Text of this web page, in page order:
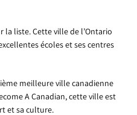
la liste. Cette ville de l’Ontario
écoles et ses centres
meilleure ville canadienne
A Canadian, cette ville est
et sa culture.